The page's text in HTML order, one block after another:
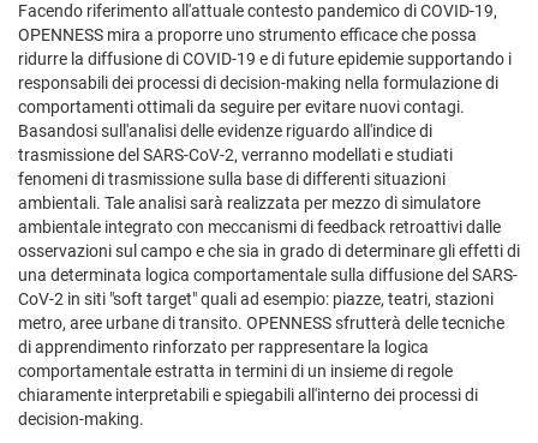
Facendo riferimento all'attuale contesto pandemico di COVID-19,
OPENNESS mira a proporre uno strumento efficace che possa
ridurre la diffusione di COVID-19 e di future epidemie supportando i
responsabili dei processi di decision-making nella formulazione di
comportamenti ottimali da seguire per evitare nuovi contagi.
Basandosi sull'analisi delle evidenze riguardo all'indice di
trasmissione del SARS-CoV-2, verranno modellati e studiati
fenomeni di trasmissione sulla base di differenti situazioni
ambientali. Tale analisi sarà realizzata per mezzo di simulatore
ambientale integrato con meccanismi di feedback retroattivi dalle
osservazioni sul campo e che sia in grado di determinare gli effetti di
una determinata logica comportamentale sulla diffusione del SARS-
CoV-2 in siti "soft target" quali ad esempio: piazze, teatri, stazioni
metro, aree urbane di transito. OPENNESS sfrutterà delle tecniche
di apprendimento rinforzato per rappresentare la logica
comportamentale estratta in termini di un insieme di regole
chiaramente interpretabili e spiegabili all'interno dei processi di
decision-making.